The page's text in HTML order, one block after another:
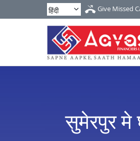
Give Missed
सुमेरपुर मे